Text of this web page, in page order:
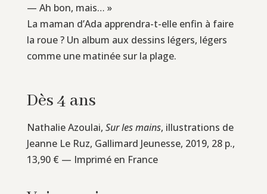
— Ah bon, mais… »
La maman d’Ada apprendra-t-elle enfin à faire
la roue ? Un album aux dessins légers, légers
comme une matinée sur la plage.
Dès 4 ans
Nathalie Azoulai, Sur les mains, illustrations de
Jeanne Le Ruz, Gallimard Jeunesse, 2019, 28 p.,
13,90 € — Imprimé en France